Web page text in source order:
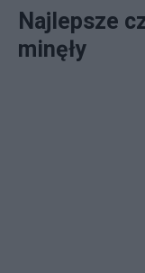
Najlepsze
minęły